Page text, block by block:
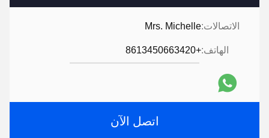
الاتصالات:Mrs. Michelle
الهاتف:+8613450663420
اتصل الآن